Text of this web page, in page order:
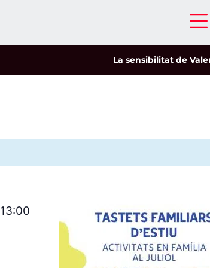
La sensibilitat de
13:00